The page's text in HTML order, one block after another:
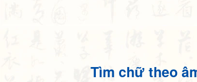
Tìm chữ theo